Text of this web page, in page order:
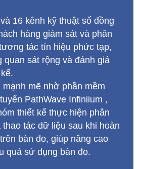
16 kênh kỹ thuật số đồng
hàng giám sát và phân
tác tín hiệu phức tạp,
quan sát rộng và đánh giá
mẽ nhờ phần mềm
PathWave Infiniium ,
thiết kế thực hiện phân
tác dữ liệu sau khi hoàn
bàn đo, giúp nâng cao
quả sử dụng bàn đo.